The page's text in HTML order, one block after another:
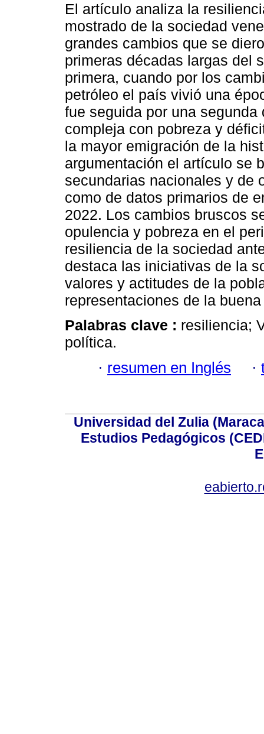
El artículo analiza la
mostrado de la sociedad
grandes cambios que se
primeras décadas largas del
primera, cuando por los
petróleo el país vivió una
fue seguida por una
compleja con pobreza y
la mayor emigración de la
argumentación el artículo se
secundarias nacionales y de
como de datos primarios de
2022. Los cambios bruscos
opulencia y pobreza en el
resiliencia de la sociedad
destaca las iniciativas de la
valores y actitudes de la
representaciones de la
Palabras clave : resiliencia;
política.
· resumen en Inglés ·
Universidad del Zulia
Estudios Pedagógicos